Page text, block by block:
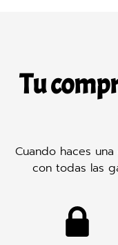
Tu
Cuando haces
con todas las